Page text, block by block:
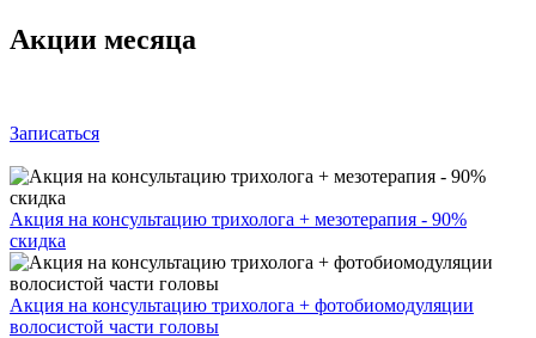
Акции месяца
Записаться
Акция на консультацию трихолога + мезотерапия - 90%
скидка
Акция на консультацию трихолога + фотобиомодуляции
волосистой части головы